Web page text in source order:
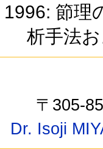
1996: 節理
析手法
〒305-
Dr. Isoji